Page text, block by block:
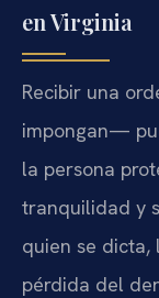
en Virginia
Recibir una
impongan—
la persona
tranquilidad y
quien se dicta,
pérdida del